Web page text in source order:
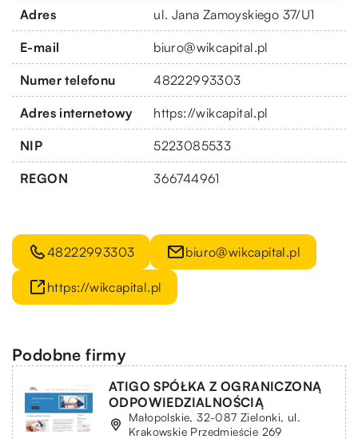
Adres ul. Jana Zamoyskiego 37/U1
E-mail biuro@wikcapital.pl
Numer telefonu 48222993303
Adres internetowy https://wikcapital.pl
NIP 5223085533
REGON 366744961
48222993303 biuro@wikcapital.pl
https://wikcapital.pl
Podobne firmy
ATIGO SPÓŁKA Z OGRANICZONĄ
ODPOWIEDZIALNOŚCIĄ
Małopolskie, 32-087 Zielonki, ul.
Krakowskie Przedmieście 269